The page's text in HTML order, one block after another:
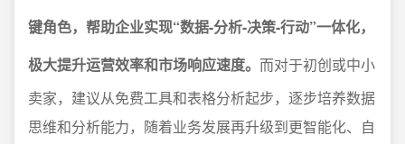
键角色，帮助企业实现“数据-分析-决策-行动”一体化，
极大提升运营效率和市场响应速度。 而对于初创或中小
卖家，建议从免费工具和表格分析起步，逐步培养数据
思维和分析能力，随着业务发展再升级到更智能化、自